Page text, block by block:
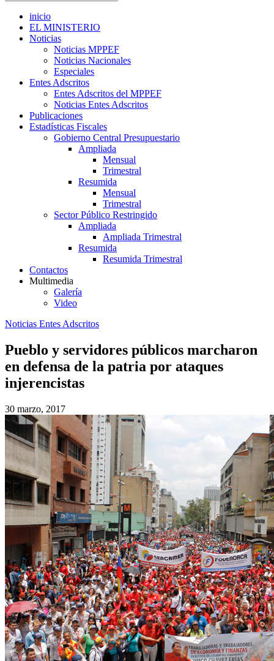
inicio
EL MINISTERIO
Noticias
Noticias MPPEF
Noticias Nacionales
Especiales
Entes Adscritos
Entes Adscritos del MPPEF
Noticias Entes Adscritos
Publicaciones
Estadísticas Fiscales
Gobierno Central Presupuestario
Ampliada
Mensual
Trimestral
Resumida
Mensual
Trimestral
Sector Público Restringido
Ampliada
Ampliada Trimestral
Resumida
Resumida Trimestral
Contactos
Multimedia
Galería
Video
Noticias Entes Adscritos
Pueblo y servidores públicos marcharon
en defensa de la patria por ataques
injerencistas
30 marzo, 2017